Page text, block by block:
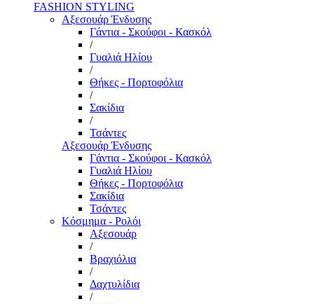
FASHION STYLING
Αξεσουάρ Ένδυσης
Γάντια - Σκούφοι - Κασκόλ
/
Γυαλιά Ηλίου
/
Θήκες - Πορτοφόλια
/
Σακίδια
/
Τσάντες
Αξεσουάρ Ένδυσης
Γάντια - Σκούφοι - Κασκόλ
Γυαλιά Ηλίου
Θήκες - Πορτοφόλια
Σακίδια
Τσάντες
Κόσμημα - Ρολόι
Αξεσουάρ
/
Βραχιόλια
/
Δαχτυλίδια
/